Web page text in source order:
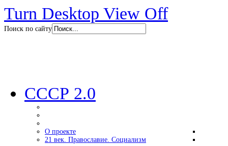
Turn Desktop View Off
Поиск по сайту
СССР 2.0
О проекте
21 век. Православие. Социализм